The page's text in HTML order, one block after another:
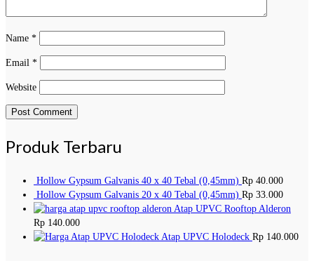
Name *
Email *
Website
Produk Terbaru
Hollow Gypsum Galvanis 40 x 40 Tebal (0,45mm) Rp 40.000
Hollow Gypsum Galvanis 20 x 40 Tebal (0,45mm) Rp 33.000
Atap UPVC Rooftop Alderon
Rp 140.000
Atap UPVC Holodeck Rp 140.000